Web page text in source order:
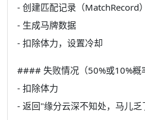
- 创建匹配记录（MatchRecord）
- 生成马牌数据
- 扣除体力，设置冷却
#### 失败情况（50%或10%概
- 扣除体力
- 返回"缘分云深不知处，马儿